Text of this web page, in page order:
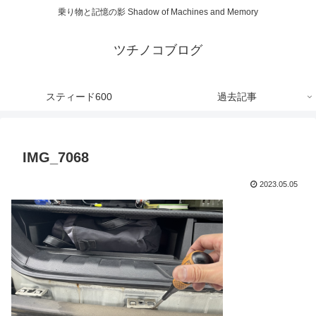
乗り物と記憶の影 Shadow of Machines and Memory
ツチノコブログ
スティード600 過去記事
IMG_7068
2023.05.05